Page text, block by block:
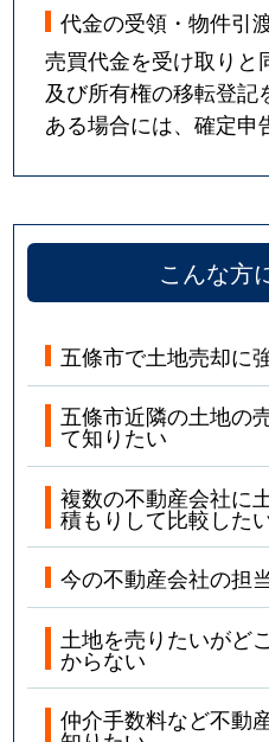
代金の受領・物件引
売買代金を受け取りと
及び所有権の移転登
ある場合には、確定申
こんな方
五條市で土地売却に
五條市近隣の土地の
て知りたい
複数の不動産会社に
積もりして比較した
今の不動産会社の担
土地を売りたいがど
からない
仲介手数料など不動